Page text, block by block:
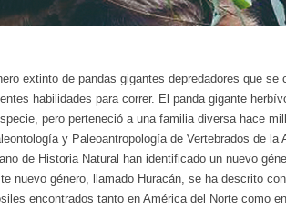
extinto de pandas gigantes depredadores que se
habilidades para correr. El panda gigante
pero perteneció a una familia diversa hace
y Paleoantropología de Vertebrados de la
de Historia Natural han identificado un nuevo
nuevo género, llamado Huracán, se ha descrito
encontrados tanto en América del Norte como